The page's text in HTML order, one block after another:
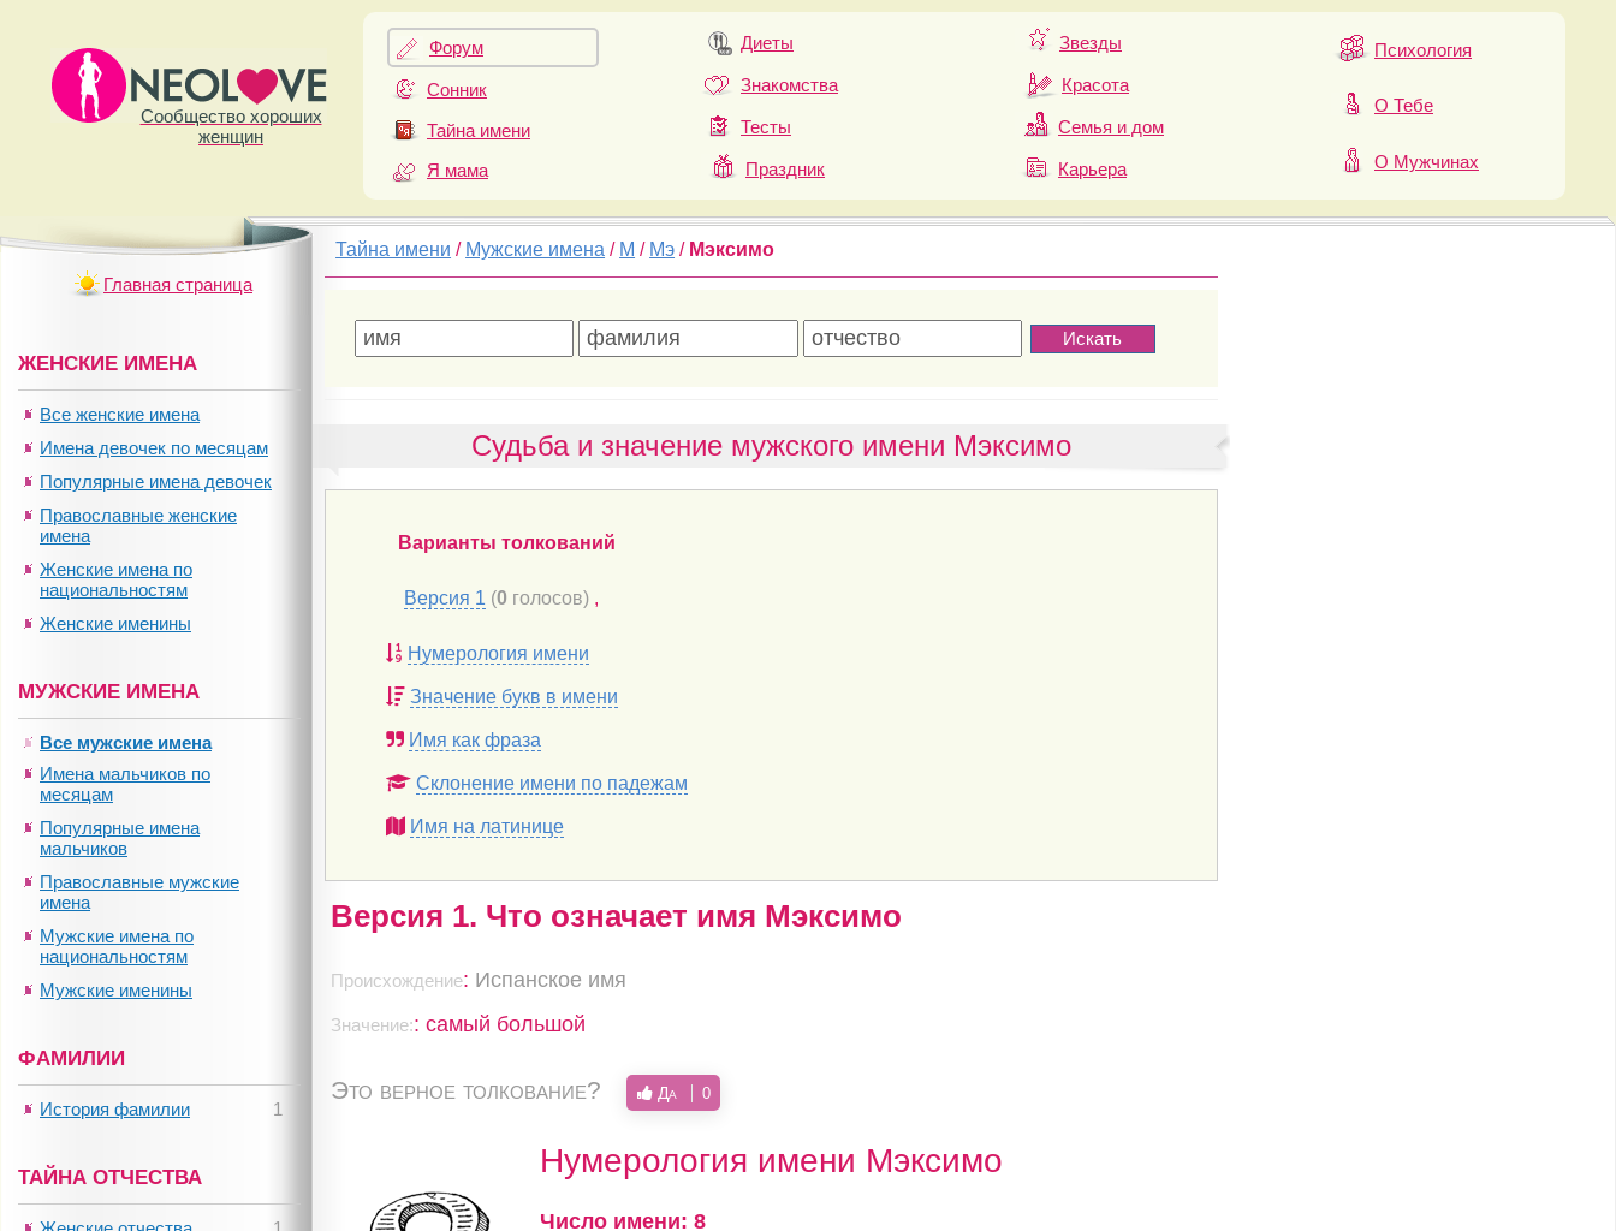
Сообщество хороших
женщин
Форум
Сонник
Тайна имени
Я мама
Диеты
Знакомства
Тесты
Праздник
Звезды
Красота
Семья и дом
Карьера
Психология
О Тебе
О Мужчинах
Тайна имени / Мужские имена / М / Мэ / Мэксимо
Судьба и значение мужского имени Мэксимо
Варианты толкований
Версия 1 (0 голосов) ,
Нумерология имени
Значение букв в имени
Имя как фраза
Склонение имени по падежам
Имя на латинице
Версия 1. Что означает имя Мэксимо
Происхождение: Испанское имя
Значение:: самый большой
Это верное толкование? Да 0
Нумерология имени Мэксимо
Число имени: 8
Главная страница
ЖЕНСКИЕ ИМЕНА
Все женские имена
Имена девочек по месяцам
Популярные имена девочек
Православные женские
имена
Женские имена по
национальностям
Женские именины
МУЖСКИЕ ИМЕНА
Все мужские имена
Имена мальчиков по
месяцам
Популярные имена
мальчиков
Православные мужские
имена
Мужские имена по
национальностям
Мужские именины
ФАМИЛИИ
1
История фамилии
ТАЙНА ОТЧЕСТВА